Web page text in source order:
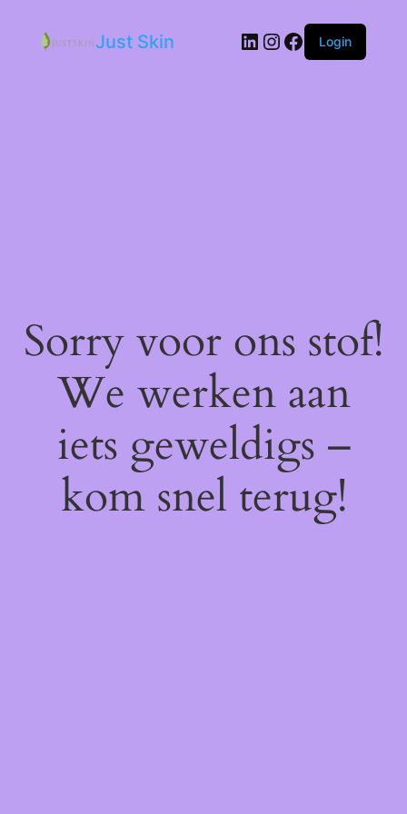
Just Skin LinkedIn
Instagram
Facebook
Login
Sorry voor ons stof!
We werken aan
iets geweldigs –
kom snel terug!